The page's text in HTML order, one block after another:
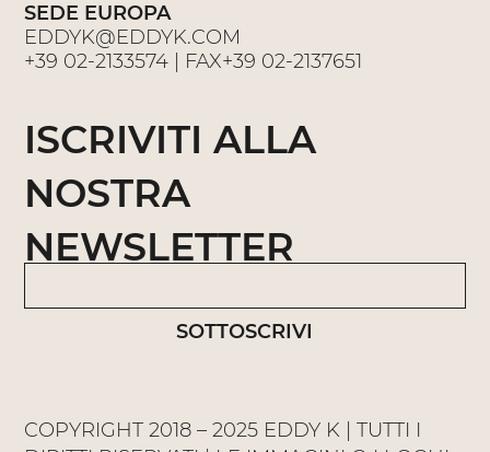
COPYRIGHT 2018 – 2025 EDDY K | TUTTI I
SEDE EUROPA
EDDYK@EDDYK.COM
+39 02-2133574 | FAX+39 02-2137651
SOTTOSCRIVI
ISCRIVITI ALLA
NOSTRA
NEWSLETTER